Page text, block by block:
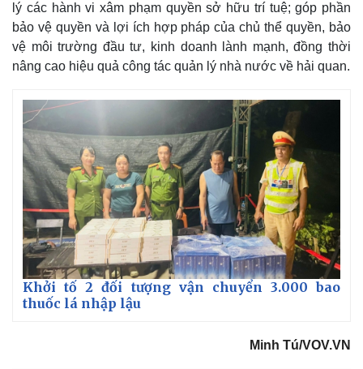
lý các hành vi xâm phạm quyền sở hữu trí tuệ; góp phần
bảo vệ quyền và lợi ích hợp pháp của chủ thể quyền, bảo
vệ môi trường đầu tư, kinh doanh lành mạnh, đồng thời
nâng cao hiệu quả công tác quản lý nhà nước về hải quan.
Khởi tố 2 đối tượng vận chuyển 3.000 bao
thuốc lá nhập lậu
Minh Tú/VOV.VN